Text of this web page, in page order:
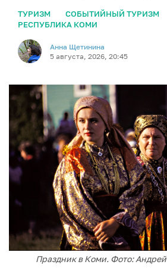
ТУРИЗМ СОБЫТИЙНЫЙ ТУРИЗМ
РЕСПУБЛИКА КОМИ
Анна Щетинина
5 августа, 2026, 20:45
Праздник в Коми. Фото: